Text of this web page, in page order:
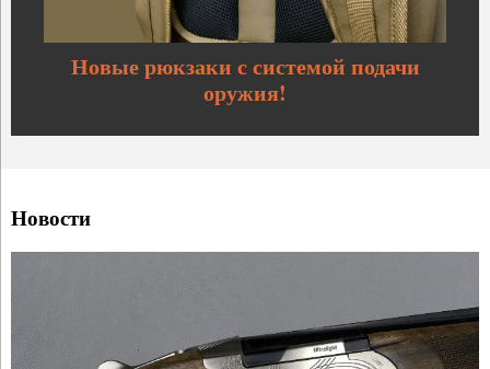
Новые рюкзаки с системой подачи
оружия!
Новости